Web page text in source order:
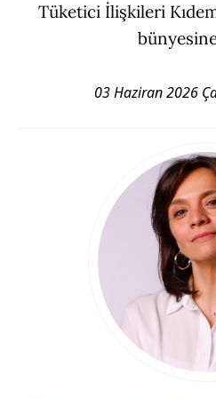
Tüketici İlişkileri
03 Haziran 2026